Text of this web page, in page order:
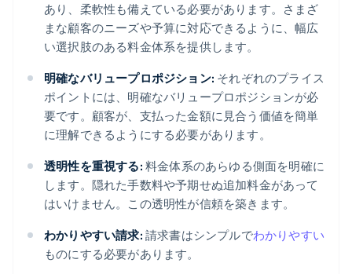
あり、柔軟性も備えている必要があります。さまざ
まな顧客のニーズや予算に対応できるように、幅広
い選択肢のある料金体系を提供します。
明確なバリュープロポジション: それぞれのプライス
ポイントには、明確なバリュープロポジションが必
要です。顧客が、支払った金額に見合う価値を簡単
に理解できるようにする必要があります。
透明性を重視する: 料金体系のあらゆる側面を明確に
します。隠れた手数料や予期せぬ追加料金があって
はいけません。この透明性が信頼を築きます。
わかりやすい請求: 請求書はシンプルでわかりやすい
ものにする必要があります。